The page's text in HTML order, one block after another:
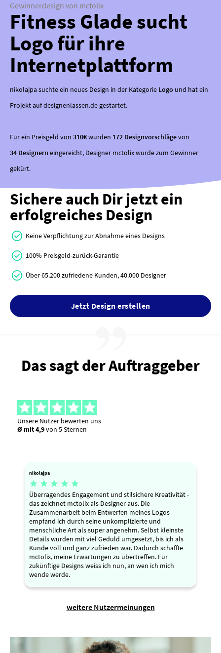
Gewinnerdesign von mctolix
Fitness Glade sucht
Logo für ihre
Internetplattform
nikolajpa suchte ein neues Design in der Kategorie Logo und hat ein
Projekt auf designenlassen.de gestartet.
Für ein Preisgeld von 310€wurden 172 Designvorschlägevon
34 Designern eingereicht, Designer mctolix wurde zum Gewinner
gekürt.
Sichere auch Dir jetzt ein
erfolgreiches Design
Keine Verpflichtung zur Abnahme eines Designs
100% Preisgeld-zurück-Garantie
Über 65.200 zufriedene Kunden, 40.000 Designer
Jetzt Design erstellen
Das sagt der Auftraggeber
Unsere Nutzer bewerten uns
Ø mit 4,9von 5 Sternen
nikolajpa
    
Überragendes Engagement und stilsichere Kreativität -
das zeichnet mctolix als Designer aus. Die
Zusammenarbeit beim Entwerfen meines Logos
empfand ich durch seine unkomplizierte und
menschliche Art als super angenehm. Selbst kleinste
Details wurden mit viel Geduld umgesetzt, bis ich als
Kunde voll und ganz zufrieden war. Dadurch schaffte
mctolix, meine Erwartungen zu übertreffen. Für
zukünftige Designs weiss ich nun, an wen ich mich
wende werde.
weitere Nutzermeinungen